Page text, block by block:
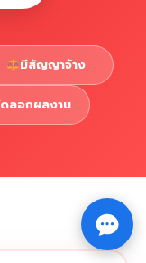
ทยานิพนธ์ รับทำ⇧
มีสัญญาจ้าง
ลอกผลงาน